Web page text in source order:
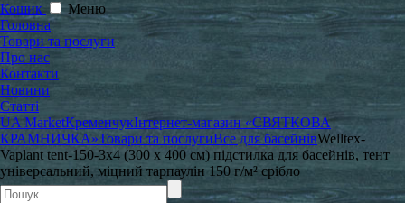
Кошик
Меню
Головна
Товари та послуги
Про нас
Контакти
Новини
Статті
UA MarketКременчукІнтернет-магазин «СВЯТКОВА
КРАМНИЧКА»Товари та послугиВсе для басейнівWelltex-
Vaplant tent-150-3x4 (300 x 400 см) підстилка для басейнів, тент
універсальний, міцний тарпаулін 150 г/м² срібло